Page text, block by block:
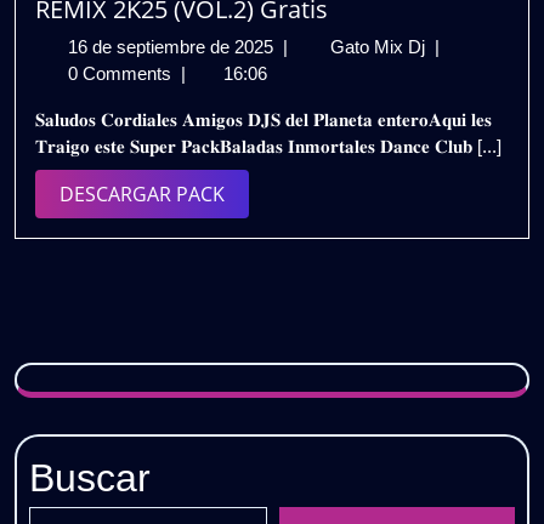
REMIX 2K25 (VOL.2) Gratis
16 de septiembre de 2025 16
de
2025
Gato Mix Dj BALADAS
CLUB
–
(VOL.2)
0 Comments
16:06
𝐒𝐚𝐥𝐮𝐝𝐨𝐬 𝐂𝐨𝐫𝐝𝐢𝐚𝐥𝐞𝐬 𝐀𝐦𝐢𝐠𝐨𝐬 𝐃𝐉𝐒 𝐝𝐞𝐥 𝐏𝐥𝐚𝐧𝐞𝐭𝐚 𝐞𝐧𝐭𝐞𝐫𝐨𝐀𝐪𝐮𝐢 𝐥𝐞𝐬
𝐓𝐫𝐚𝐢𝐠𝐨 𝐞𝐬𝐭𝐞 𝐒𝐮𝐩𝐞𝐫 𝐏𝐚𝐜𝐤𝐁𝐚𝐥𝐚𝐝𝐚𝐬 𝐈𝐧𝐦𝐨𝐫𝐭𝐚𝐥𝐞𝐬 𝐃𝐚𝐧𝐜𝐞 𝐂𝐥𝐮𝐛 [...]
DESCARGAR PACKDESCARGAR
PACK
Buscar